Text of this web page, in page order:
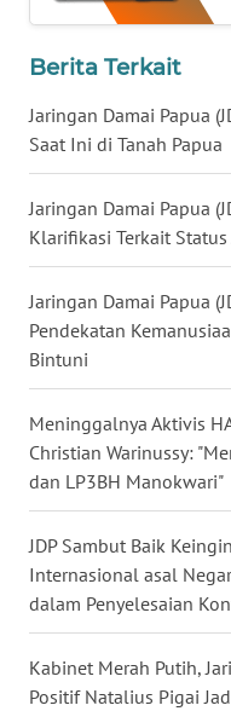
Berita Terkait
Jaringan Damai Papua
Saat Ini di Tanah Papua
Jaringan Damai Papua
Klarifikasi Terkait
Jaringan Damai Papua
Pendekatan
Bintuni
Meninggalnya Aktivis
Christian Warinussy:
dan LP3BH Manokwari"
JDP Sambut Baik
Internasional asal
dalam Penyelesaian
Kabinet Merah Putih,
Positif Natalius Pigai
JATENG
NUSANTARA
JOGJA
WN
JATIM
WN
BALI
WN
KALBAR
WN
KALTENG